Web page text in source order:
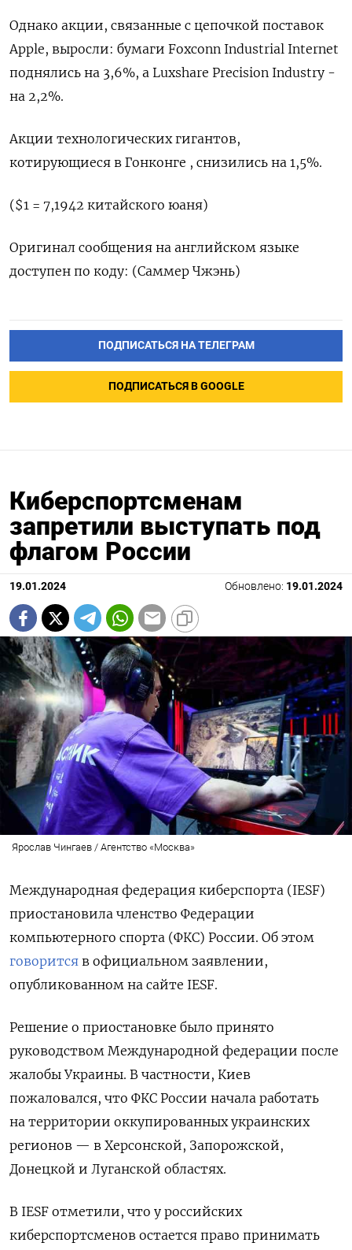
Однако акции, связанные с цепочкой поставок
Apple, выросли: бумаги Foxconn Industrial Internet
поднялись на 3,6%, а Luxshare Precision Industry -
на 2,2%.
Акции технологических гигантов,
котирующиеся в Гонконге , снизились на 1,5%.
($1 = 7,1942 китайского юаня)
Оригинал сообщения на английском языке
доступен по коду: (Саммер Чжэнь)
ПОДПИСАТЬСЯ НА ТЕЛЕГРАМ
ПОДПИСАТЬСЯ В GOOGLE
Киберспортсменам
запретили выступать под
флагом России
19.01.2024 Обновлено: 19.01.2024
Ярослав Чингаев / Агентство «Москва»
Международная федерация киберспорта (IESF)
приостановила членство Федерации
компьютерного спорта (ФКС) России. Об этом
говорится в официальном заявлении,
опубликованном на сайте IESF.
Решение о приостановке было принято
руководством Международной федерации после
жалобы Украины. В частности, Киев
пожаловался, что ФКС России начала работать
на территории оккупированных украинских
регионов — в Херсонской, Запорожской,
Донецкой и Луганской областях.
В IESF отметили, что у российских
киберспортсменов остается право принимать